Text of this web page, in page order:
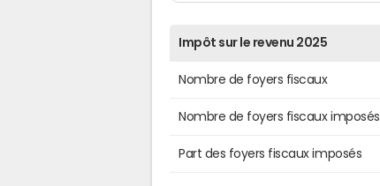
Impôt sur le revenu 2025
Nombre de foyers fiscaux
Nombre de foyers fiscaux imposés
Part des foyers fiscaux imposés